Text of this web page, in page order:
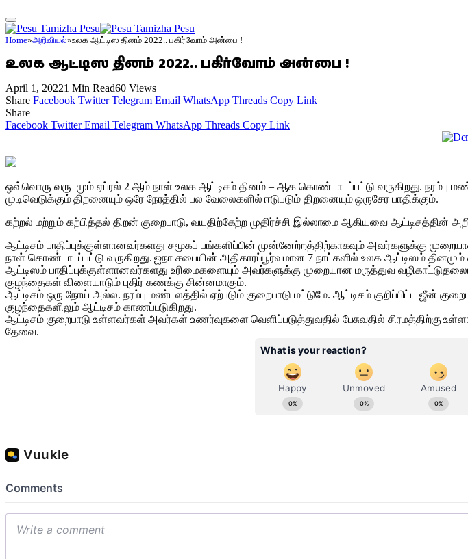
Home»அறிவியல்»உலக ஆட்டிஸ தினம் 2022.. பகிர்வோம் அன்பை !
உலக ஆட்டிஸ தினம் 2022.. பகிர்வோம் அன்பை !
April 1, 20221 Min Read60 Views
Share Facebook Twitter Telegram Email WhatsApp Threads Copy Link
Share
Facebook Twitter Email Telegram WhatsApp Threads Copy Link
ஒவ்வொரு வருடமும் ஏப்ரல் 2 ஆம் நாள் உலக ஆட்டிசம் தினம் – ஆக கொண்டாடப்பட்டு வருகிறது. நரம்பு
முடிவெடுக்கும் திறனையும் ஒரே நேரத்தில் பல வேலைகளில் ஈடுபடும் திறனையும் ஒருசேர பாதிக்கும்.
கற்றல் மற்றும் கற்பித்தல் திறன் குறைபாடு, வயதிற்கேற்ற முதிர்ச்சி இல்லாமை ஆகியவை ஆட்டிசத்தின்
ஆட்டிசம் பாதிப்புக்குள்ளானவர்களது சமூகப் பங்களிப்பின் முன்னேற்றத்திற்காகவும் அவர்களுக்கு
நாள் கொண்டாடப்பட்டு வருகிறது. ஐநா சபையின் அதிகாரப்பூர்வமான 7 நாட்களில் உலக ஆட்டிஸம்
ஆட்டிஸம் பாதிப்புக்குள்ளானவர்களது உரிமைகளையும் அவர்களுக்கு முறையான மருத்துவ
குழந்தைகள் விளையாடும் புதிர் கணக்கு சின்னமாகும்.
ஆட்டிசம் ஒரு நோய் அல்ல. நரம்பு மண்டலத்தில் ஏற்படும் குறைபாடு மட்டுமே. ஆட்டிசம் குறிப்பிட்ட ஜீன்
குழந்தைகளிலும் ஆட்டிசம் காணப்படுகிறது.
ஆட்டிசம் குறைபாடு உள்ளவர்கள் அவர்கள் உணர்வுகளை வெளிப்படுத்துவதில் பேசுவதில்
தேவை.